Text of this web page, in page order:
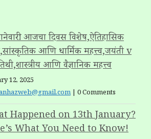
आजचा दिवस विशेष,ऐतिहासिक
आणि धार्मिक महत्त्व,जयंती v
आणि वैज्ञानिक महत्त्व
12, 2025
| 0 Comments
Happened on 13th January?
What You Need to Know!